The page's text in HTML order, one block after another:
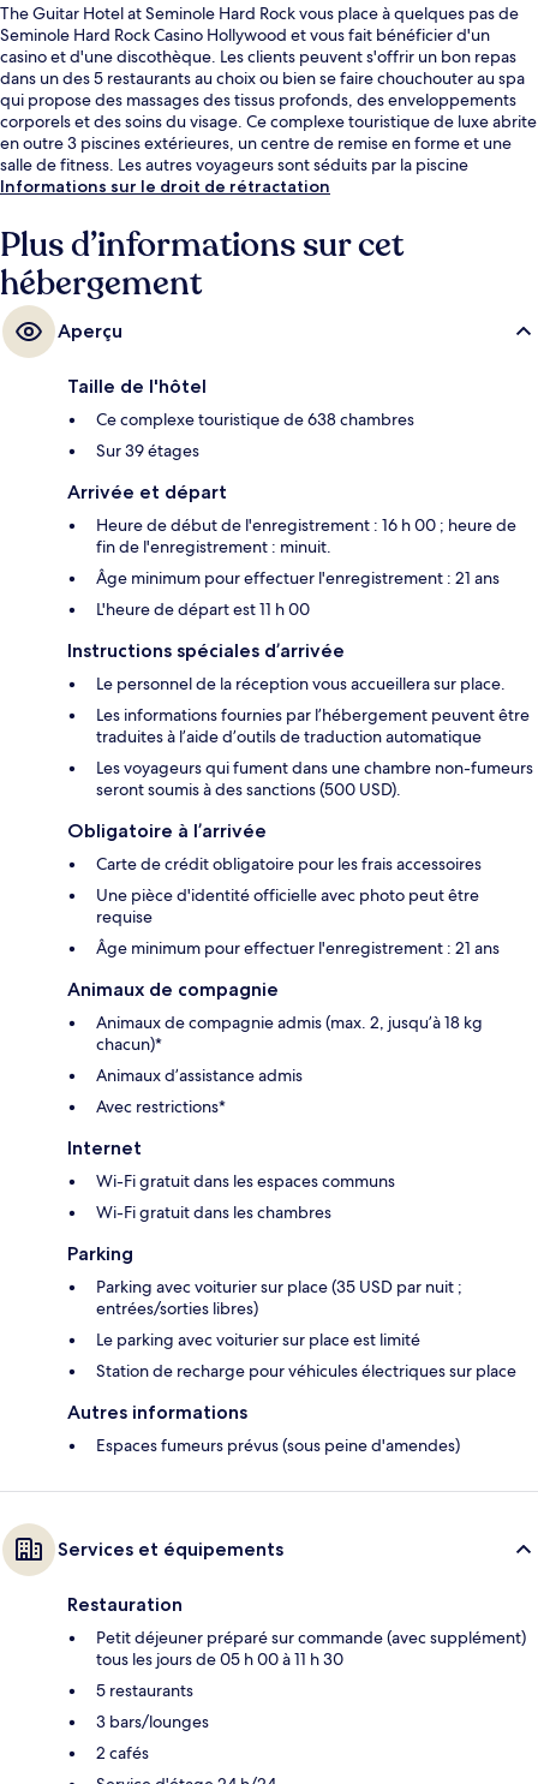
The Guitar Hotel at Seminole Hard Rock vous place à quelques pas de
Seminole Hard Rock Casino Hollywood et vous fait bénéficier d'un
casino et d'une discothèque. Les clients peuvent s'offrir un bon repas
dans un des 5 restaurants au choix ou bien se faire chouchouter au spa
qui propose des massages des tissus profonds, des enveloppements
corporels et des soins du visage. Ce complexe touristique de luxe abrite
en outre 3 piscines extérieures, un centre de remise en forme et une
salle de fitness. Les autres voyageurs sont séduits par la piscine
rafraîchissante et la présentation générale.
Informations sur le droit de rétractation
Plus d’informations sur cet
hébergement
Aperçu
Taille de l'hôtel
Ce complexe touristique de 638 chambres
Sur 39 étages
Arrivée et départ
Heure de début de l'enregistrement : 16 h 00 ; heure de
fin de l'enregistrement : minuit.
Âge minimum pour effectuer l'enregistrement : 21 ans
L'heure de départ est 11 h 00
Instructions spéciales d’arrivée
Le personnel de la réception vous accueillera sur place.
Les informations fournies par l’hébergement peuvent être
traduites à l’aide d’outils de traduction automatique
Les voyageurs qui fument dans une chambre non-fumeurs
seront soumis à des sanctions (500 USD).
Obligatoire à l’arrivée
Carte de crédit obligatoire pour les frais accessoires
Une pièce d'identité officielle avec photo peut être
requise
Âge minimum pour effectuer l'enregistrement : 21 ans
Animaux de compagnie
Animaux de compagnie admis (max. 2, jusqu’à 18 kg
chacun)*
Animaux d’assistance admis
Avec restrictions*
Internet
Wi-Fi gratuit dans les espaces communs
Wi-Fi gratuit dans les chambres
Parking
Parking avec voiturier sur place (35 USD par nuit ;
entrées/sorties libres)
Le parking avec voiturier sur place est limité
Station de recharge pour véhicules électriques sur place
Autres informations
Espaces fumeurs prévus (sous peine d'amendes)
Services et équipements
Restauration
Petit déjeuner préparé sur commande (avec supplément)
tous les jours de 05 h 00 à 11 h 30
5 restaurants
3 bars/lounges
2 cafés